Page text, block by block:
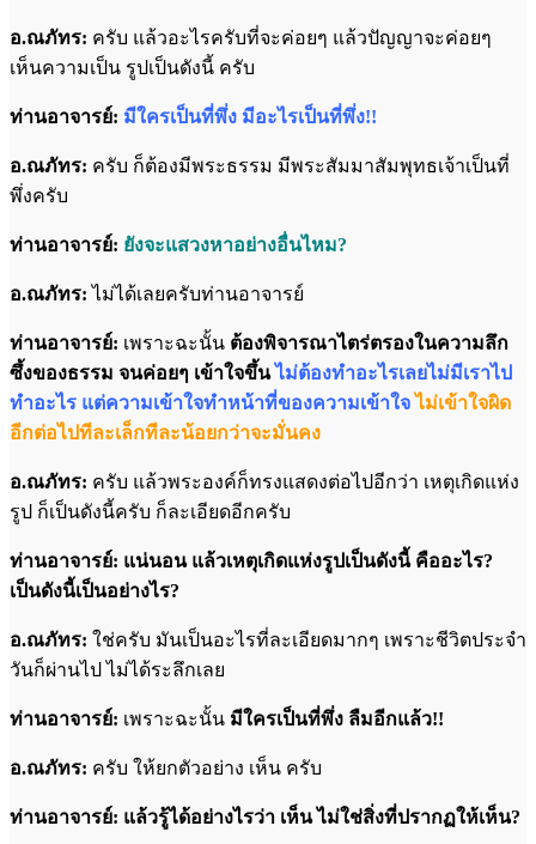
อ.ณภัทร: ครับ แล้วอะไรครับที่จะค่อยๆ แล้วปัญญาจะค่อยๆ
เห็นความเป็น รูปเป็นดังนี้ ครับ
ท่านอาจารย์: มีใครเป็นที่พึ่ง มีอะไรเป็นที่พึ่ง!!
อ.ณภัทร: ครับ ก็ต้องมีพระธรรม มีพระสัมมาสัมพุทธเจ้าเป็นที่
พึ่งครับ
ท่านอาจารย์: ยังจะแสวงหาอย่างอื่นไหม?
อ.ณภัทร: ไม่ได้เลยครับท่านอาจารย์
ท่านอาจารย์: เพราะฉะนั้น ต้องพิจารณาไตร่ตรองในความลึก
ซึ้งของธรรม จนค่อยๆ เข้าใจขึ้นไม่ต้องทำอะไรเลยไม่มีเราไป
ทำอะไร แต่ความเข้าใจทำหน้าที่ของความเข้าใจ ไม่เข้าใจผิด
อีกต่อไปทีละเล็กทีละน้อยกว่าจะมั่นคง
อ.ณภัทร: ครับ แล้วพระองค์ก็ทรงแสดงต่อไปอีกว่า เหตุเกิดแห่ง
รูป ก็เป็นดังนี้ครับ ก็ละเอียดอีกครับ
ท่านอาจารย์: แน่นอน แล้วเหตุเกิดแห่งรูปเป็นดังนี้ คืออะไร?
เป็นดังนี้เป็นอย่างไร?
อ.ณภัทร: ใช่ครับ มันเป็นอะไรที่ละเอียดมากๆ เพราะชีวิตประจำ
วันก็ผ่านไป ไม่ได้ระลึกเลย
ท่านอาจารย์: เพราะฉะนั้น มีใครเป็นที่พึ่ง ลืมอีกแล้ว!!
อ.ณภัทร: ครับ ให้ยกตัวอย่าง เห็น ครับ
ท่านอาจารย์: แล้วรู้ได้อย่างไรว่า เห็น ไม่ใช่สิ่งที่ปรากฏให้เห็น?